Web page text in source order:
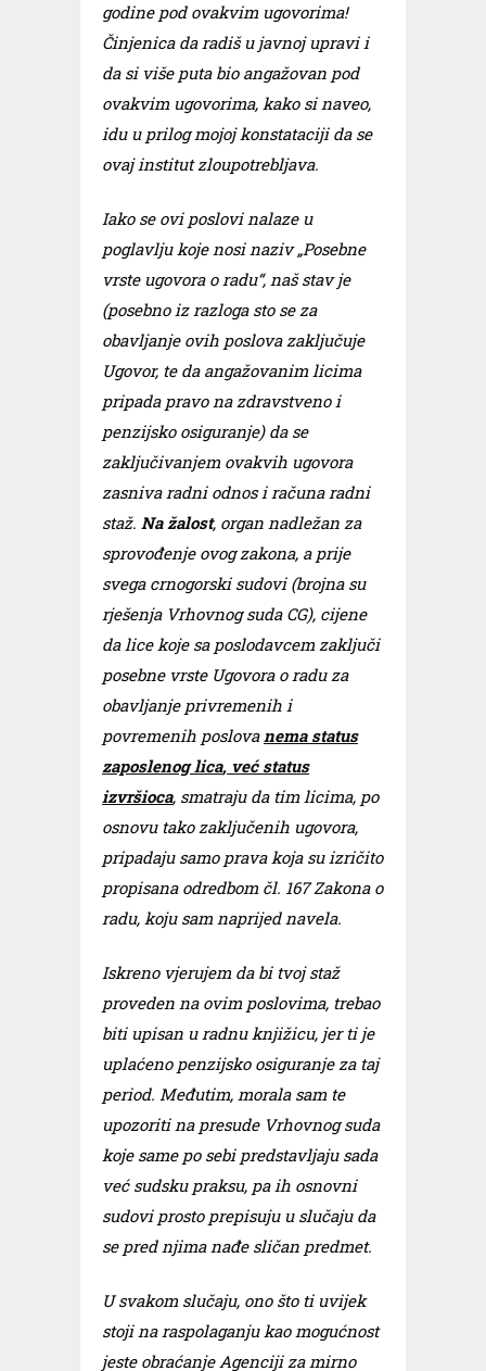
godine pod ovakvim ugovorima!
Činjenica da radiš u javnoj upravi i
da si više puta bio angažovan pod
ovakvim ugovorima, kako si naveo,
idu u prilog mojoj konstataciji da se
ovaj institut zloupotrebljava.
Iako se ovi poslovi nalaze u
poglavlju koje nosi naziv „Posebne
vrste ugovora o radu“, naš stav je
(posebno iz razloga sto se za
obavljanje ovih poslova zaključuje
Ugovor, te da angažovanim licima
pripada pravo na zdravstveno i
penzijsko osiguranje) da se
zaključivanjem ovakvih ugovora
zasniva radni odnos i računa radni
staž. Na žalost, organ nadležan za
sprovođenje ovog zakona, a prije
svega crnogorski sudovi (brojna su
rješenja Vrhovnog suda CG), cijene
da lice koje sa poslodavcem zaključi
posebne vrste Ugovora o radu za
obavljanje privremenih i
povremenih poslovanema status
zaposlenog lica, već status
izvršioca, smatraju da tim licima, po
osnovu tako zaključenih ugovora,
pripadaju samo prava koja su izričito
propisana odredbom čl. 167 Zakona o
radu, koju sam naprijed navela.
Iskreno vjerujem da bi tvoj staž
proveden na ovim poslovima, trebao
biti upisan u radnu knjižicu, jer ti je
uplaćeno penzijsko osiguranje za taj
period. Međutim, morala sam te
upozoriti na presude Vrhovnog suda
koje same po sebi predstavljaju sada
već sudsku praksu, pa ih osnovni
sudovi prosto prepisuju u slučaju da
se pred njima nađe sličan predmet.
U svakom slučaju, ono što ti uvijek
stoji na raspolaganju kao mogućnost
jeste obraćanje Agenciji za mirno